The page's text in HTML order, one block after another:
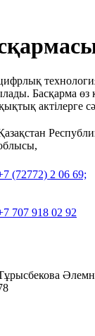
Басқарма
актілерге
(72772) 2 06 69;
707 918 02 92
E-